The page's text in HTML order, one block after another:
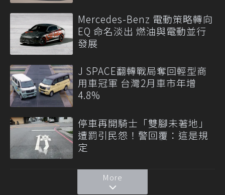
Mercedes-Benz 電動策略轉向
EQ 命名淡出 燃油與電動並行
發展
J SPACE翻轉戰局奪回輕型商
用車冠軍 台灣2月車市年增
4.8%
停車再開騎士「雙腳未著地」
遭罰引民怨！警回覆：這是規
定
More